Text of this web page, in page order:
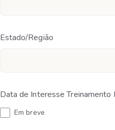
Estado/Região
Data de Interesse Treinamento
Em breve